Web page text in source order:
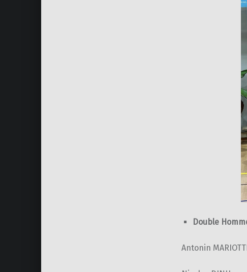
Double
Antonin